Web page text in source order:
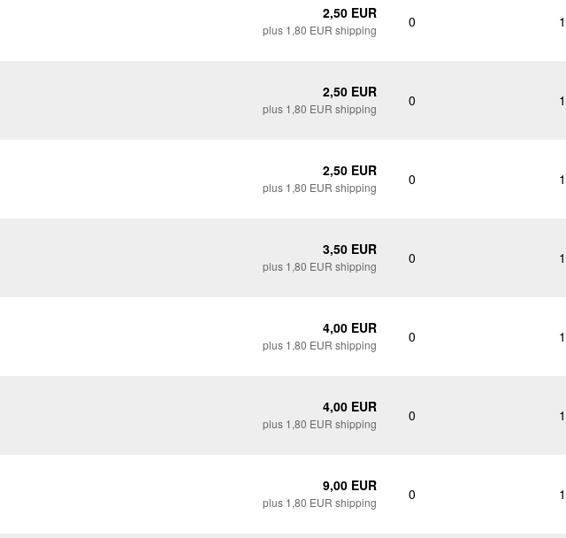
2,50 EUR
plus 1,80 EUR shipping 0
2,50 EUR
plus 1,80 EUR shipping 0
2,50 EUR
plus 1,80 EUR shipping 0
3,50 EUR
plus 1,80 EUR shipping 0
4,00 EUR
plus 1,80 EUR shipping 0
4,00 EUR
plus 1,80 EUR shipping 0
9,00 EUR
plus 1,80 EUR shipping 0